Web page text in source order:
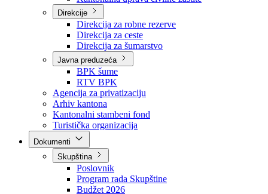
Uprave
Kantonalna uprava za inspekcijske poslove
Kantonalna uprava civilne zaštite
Direkcije
Direkcija za robne rezerve
Direkcija za ceste
Direkcija za šumarstvo
Javna preduzeća
BPK šume
RTV BPK
Agencija za privatizaciju
Arhiv kantona
Kantonalni stambeni fond
Turistička organizacija
Skupština